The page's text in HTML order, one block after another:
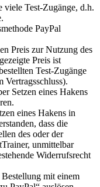
Test-Zugänge, d.h.
PayPal
Preis zur Nutzung des
Preis ist
Test-Zugänge
Setzen eines Hakens
eines Hakens in
dass die
des oder der
unmittelbar
Widerrufsrecht
mit einem